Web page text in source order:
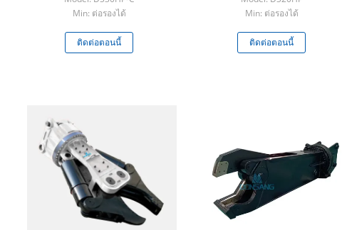
Min: ต่อรองได้
ติดต่อตอนนี้
Min: ต่อรองได้
ติดต่อตอนนี้